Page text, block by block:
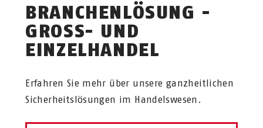
BRANCHENLÖSUNG -
GROSS- UND E
INZELHANDEL
Erfahren Sie mehr über unsere ganzheitlichen
Sicherheitslösungen im Handelswesen.